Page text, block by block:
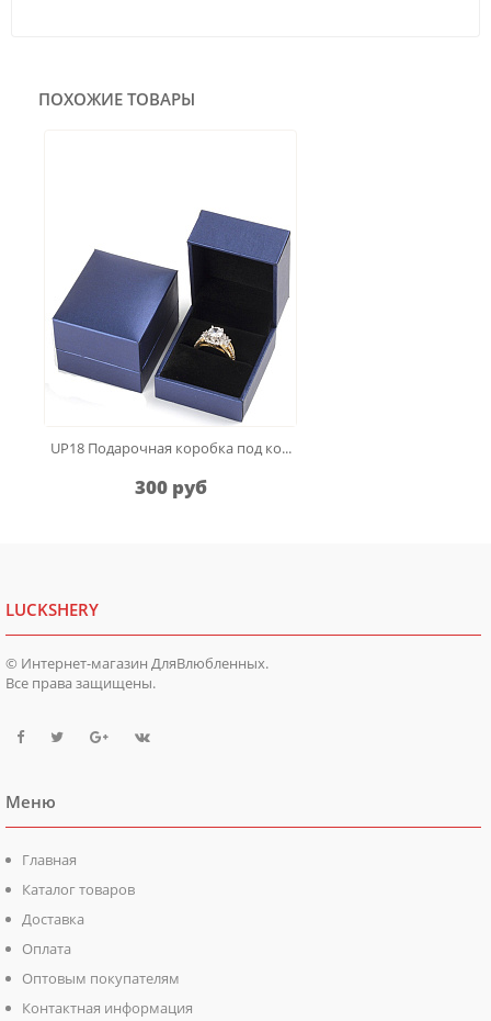
ПОХОЖИЕ ТОВАРЫ
UP18 Подарочная коробка под ко...
300 руб
LUCKSHERY
© Интернет-магазин ДляВлюбленных.
Все права защищены.
Меню
Главная
Каталог товаров
Доставка
Оплата
Оптовым покупателям
Контактная информация